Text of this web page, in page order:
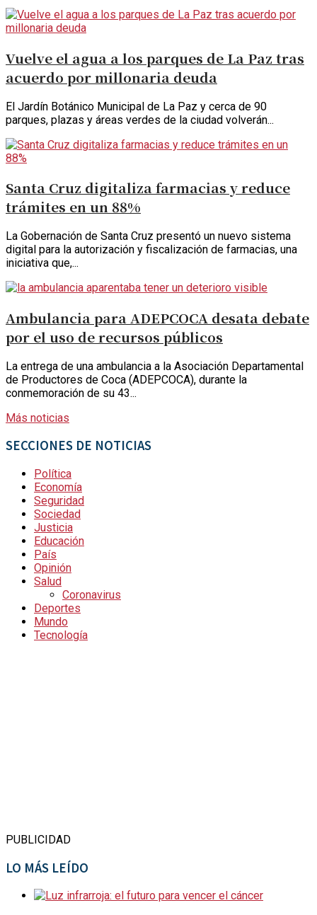
Vuelve el agua a los parques de La Paz tras
acuerdo por millonaria deuda
El Jardín Botánico Municipal de La Paz y cerca de 90
parques, plazas y áreas verdes de la ciudad volverán...
Santa Cruz digitaliza farmacias y reduce
trámites en un 88%
La Gobernación de Santa Cruz presentó un nuevo sistema
digital para la autorización y fiscalización de farmacias, una
iniciativa que,...
Ambulancia para ADEPCOCA desata debate
por el uso de recursos públicos
La entrega de una ambulancia a la Asociación Departamental
de Productores de Coca (ADEPCOCA), durante la
conmemoración de su 43...
Más noticias
SECCIONES DE NOTICIAS
Política
Economía
Seguridad
Sociedad
Justicia
Educación
País
Opinión
Salud
Coronavirus
Deportes
Mundo
Tecnología
PUBLICIDAD
LO MÁS LEÍDO